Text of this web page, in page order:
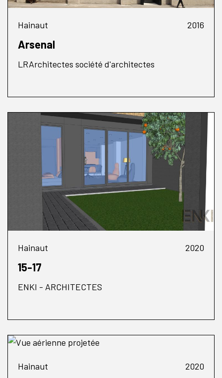
Hainaut 2016
Arsenal
LRArchitectes société d'architectes
Hainaut 2020
15-17
ENKI - ARCHITECTES
Hainaut 2020